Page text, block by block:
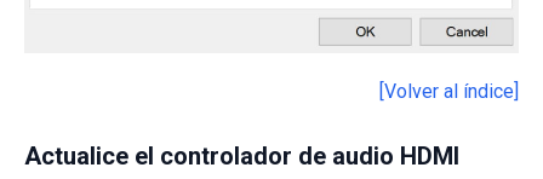
[Volver al índice]
Actualice el controlador de audio HDMI